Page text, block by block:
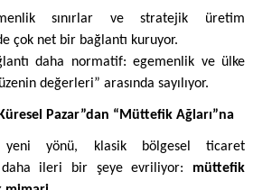
sınırlar ve stratejik üretim
çok net bir bağlantı kuruyor.
daha normatif: egemenlik ve ülke
değerleri” arasında sayılıyor.
Pazar”dan “Müttefik Ağları”na
yeni yönü, klasik bölgesel ticaret
daha ileri bir şeye evriliyor: müttefik